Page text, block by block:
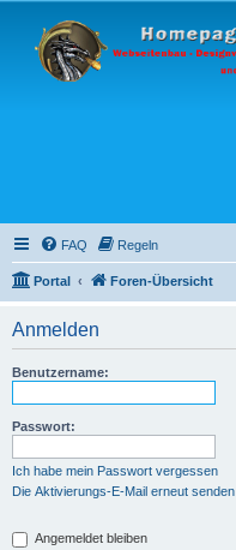
FAQ Regeln
Portal Foren-Übersicht
Anmelden
Benutzername:
Passwort:
Ich habe mein Passwort vergessen
Die Aktivierungs-E-Mail erneut senden
Angemeldet bleiben